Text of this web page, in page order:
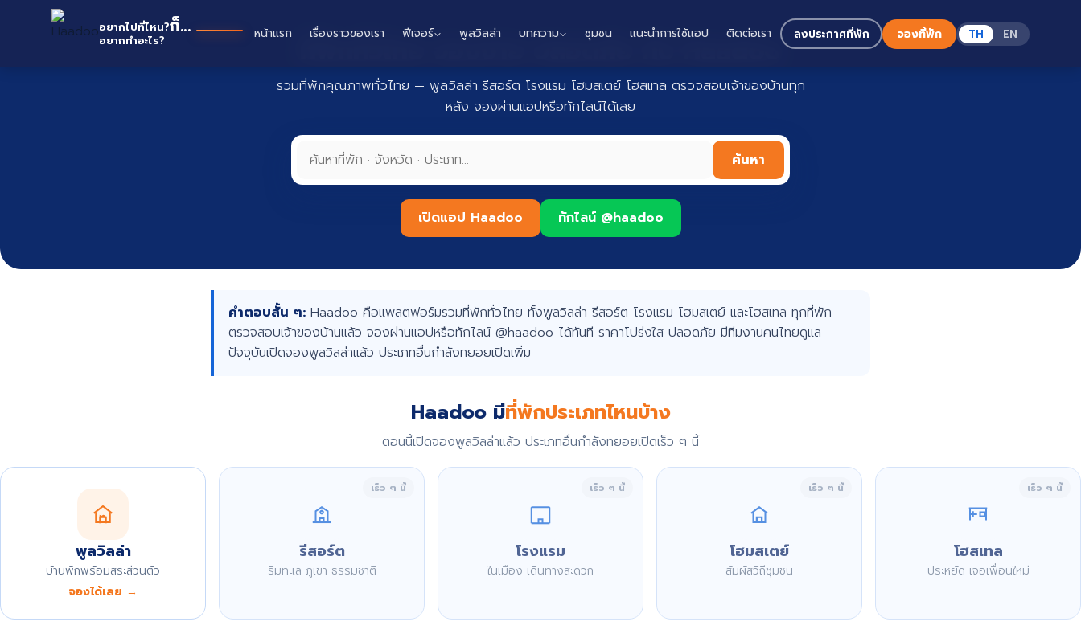
อยากไปที่ไหน?
อยากทำอะไร?
ก็... Haadoหน้าแรก เรื่องราวของเรา ฟีเจอร์ พูลวิลล่า บทความ ชุมชน แนะนำการใช้แอป ติดต่อเรา ลงประกาศที่พัก จองที่พัก TH EN
ที่พักทั่วไทย จองง่าย ปลอดภัย กับ Haadoo
รวมที่พักคุณภาพทั่วไทย — พูลวิลล่า รีสอร์ต โรงแรม โฮมสเตย์ โฮสเทล ตรวจสอบเจ้าของบ้านทุก
หลัง จองผ่านแอปหรือทักไลน์ได้เลย
ค้นหา
เปิดแอป Haadoo ทักไลน์ @haadoo
คำตอบสั้น ๆ: Haadoo คือแพลตฟอร์มรวมที่พักทั่วไทย ทั้งพูลวิลล่า รีสอร์ต โรงแรม โฮมสเตย์ และโฮสเทล ทุกที่พัก
ตรวจสอบเจ้าของบ้านแล้ว จองผ่านแอปหรือทักไลน์ @haadoo ได้ทันที ราคาโปร่งใส ปลอดภัย มีทีมงานคนไทยดูแล
ปัจจุบันเปิดจองพูลวิลล่าแล้ว ประเภทอื่นกำลังทยอยเปิดเพิ่ม
Haadoo มีที่พักประเภทไหนบ้าง
ตอนนี้เปิดจองพูลวิลล่าแล้ว ประเภทอื่นกำลังทยอยเปิดเร็ว ๆ นี้
พูลวิลล่า
บ้านพักพร้อมสระส่วนตัว
จองได้เลย →
เร็ว ๆ นี้
รีสอร์ต
ริมทะเล ภูเขา ธรรมชาติ
เร็ว ๆ นี้
โรงแรม
ในเมือง เดินทางสะดวก
เร็ว ๆ นี้
โฮมสเตย์
สัมผัสวิถีชุมชน
เร็ว ๆ นี้
โฮสเทล
ประหยัด เจอเพื่อนใหม่